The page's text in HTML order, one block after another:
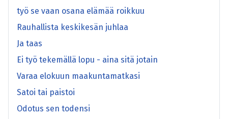
työ se vaan osana elämää roikkuu
Rauhallista keskikesän juhlaa
Ja taas
Ei työ tekemällä lopu - aina sitä jotain
Varaa elokuun maakuntamatkasi
Satoi tai paistoi
Odotus sen todensi